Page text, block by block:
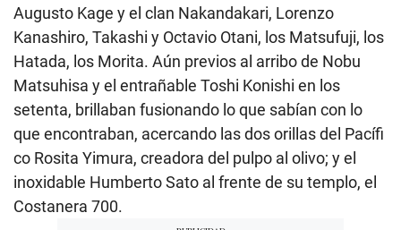
Augusto Kage y el clan Nakandakari, Lorenzo
Kanashiro, Takashi y Octavio Otani, los Matsufuji, los
Hatada, los Morita. Aún previos al arribo de Nobu
Matsuhisa y el entrañable Toshi Konishi en los
setenta, brillaban fusionando lo que sabían con lo
que encontraban, acercando las dos orillas del Pacífi
co Rosita Yimura, creadora del pulpo al olivo; y el
inoxidable Humberto Sato al frente de su templo, el
Costanera 700.